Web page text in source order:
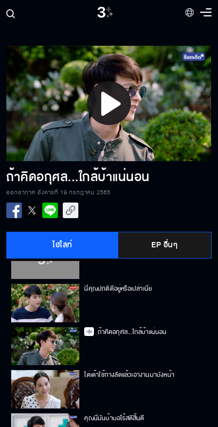
Play
Video
ถ้าคิดอกุศล...ใกล้บ้าแน่นอน
ออกอากาศ อังคารที่ 19 กรกฎาคม 2565
ไฮไลท์ EP อื่นๆ
คนที่จะขวางพ่อจนสุดทางก็คือเจ
ผมช่วยชีวิตคุณ
Fin Special ผิดที่ไม่ได้ทำ กรรมที่ไม่ได้ก่อ
สเปคผมต้องปากไวใจกล้าอย่างคุณ
นี่คุณปกติดีอยู่หรือเปล่าเนี่ย
ถ้าคิดอกุศล...ใกล้บ้าแน่นอน
ไต่เต้าใช้ทางลัดแล้วเอางานมาบังหน้า
คุณนี่มันบ้าบอไร้สติสิ้นดี